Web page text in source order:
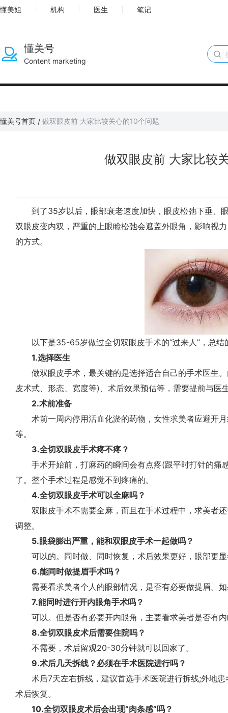
懂美姐 机构 医生 笔记
懂美号
Content marketing
懂美号首页 / 做双眼皮前 大家比较关心的10个问题
做双眼皮前 大家比较
到了35岁以后，眼部衰老速度加快，眼皮松弛下垂、
双眼皮变内双，严重的上眼睑松弛会遮盖外眼角，影响视
的方式。
以下是35-65岁做过全切双眼皮手术的“过来人”，总结
1.选择医生
做双眼皮手术，最关键的是选择适合自己的手术医生。
皮术式、形态、宽度等)、术后效果预估等，需要提前与医
2.术前准备
术前一周内停用活血化淤的药物，女性求美者应避开月
等。
3.全切双眼皮手术疼不疼？
手术开始前，打麻药的瞬间会有点疼(跟平时打针的痛
了。整个手术过程是感觉不到疼痛的。
4.全切双眼皮手术可以全麻吗？
双眼皮手术不需要全麻，而且在手术过程中，求美者还
调整。
5.眼袋膨出严重，能和双眼皮手术一起做吗？
可以的。同时做、同时恢复，术后效果更好，眼部更显
6.能同时做提眉手术吗？
需要看求美者个人的眼部情况，是否有必要做提眉。如
7.能同时进行开内眼角手术吗？
可以。但是否有必要开内眼角，主要看求美者是否有内
8.全切双眼皮术后需要住院吗？
不需要，术后留观20-30分钟就可以回家了。
9.术后几天拆线？必须在手术医院进行吗？
术后7天左右拆线，建议首选手术医院进行拆线;外地患
术后恢复。
10.全切双眼皮术后会出现“肉条感”吗？